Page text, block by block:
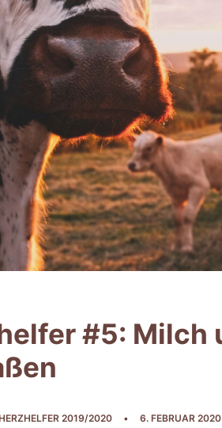
#5: Milch
2019/2020 • 6. FEBRUAR 2020